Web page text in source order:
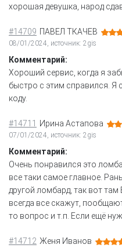
хорошая девушка, народ
#14709 ПАВЕЛ ТКАЧЕВ
08/01/2024, источник: 2gis
Комментарий:
Хороший сервис, когда я
быстро с этим справился. Я
коду.
#14711 Ирина Астапова
07/01/2024, источник: 2gis
Комментарий:
Очень понравился это
все таки самое главное.
другой ломбард, так вот там
всегда все скажут,
то вопрос и т.п. Если ещё
#14712 Женя Иванов